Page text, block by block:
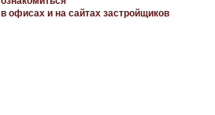
в офисах и на сайтах застройщиков